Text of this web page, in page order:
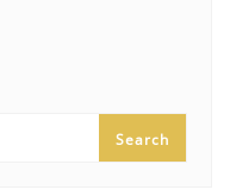
Search